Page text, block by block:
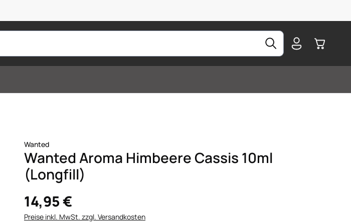
Wanted
Wanted Aroma Himbeere Cassis 10ml
(Longfill)
14,95 €
Preise inkl. MwSt. zzgl. Versandkosten